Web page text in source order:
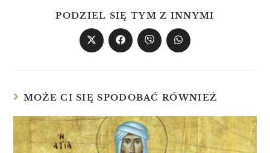
PODZIEL SIĘ TYM Z INNYMI
MOŻE CI SIĘ SPODOBAĆ RÓWNIEŻ